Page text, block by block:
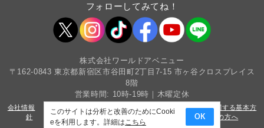
このサイトは分析と改善のためにCooki
eを利用します。詳細はこちら
OK
フォローしてみてね！
株式会社ワールドアベニュー
〒162-0843 東京都新宿区市谷田町2丁目7-15 市ヶ谷クロスプレイス
8階
営業時間: 10時-19時｜木曜定休
会社情報 採用情報 条件書・約款
カスタマーハラスメントに関する基本方
針
サイトマップ プライバシーポリシー 法人・教育機関の方へ
Copyright(c) World Avenue Co.,Ltd. All Rights Reserved